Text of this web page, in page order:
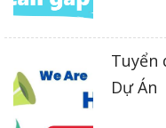
Tuyển
Dự Án